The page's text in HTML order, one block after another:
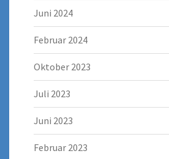
Juni 2024
Februar 2024
Oktober 2023
Juli 2023
Juni 2023
Februar 2023